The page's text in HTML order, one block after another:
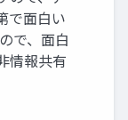
で面白い
で、面白
情報共有